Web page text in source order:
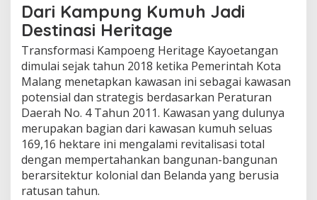
L
o
k
a
l
Dari Kampung Kumuh Jadi
Destinasi Heritage
Transformasi Kampoeng Heritage Kayoetangan
dimulai sejak tahun 2018 ketika Pemerintah Kota
Malang menetapkan kawasan ini sebagai kawasan
potensial dan strategis berdasarkan Peraturan
Daerah No. 4 Tahun 2011. Kawasan yang dulunya
merupakan bagian dari kawasan kumuh seluas
169,16 hektare ini mengalami revitalisasi total
dengan mempertahankan bangunan-bangunan
berarsitektur kolonial dan Belanda yang berusia
ratusan tahun.